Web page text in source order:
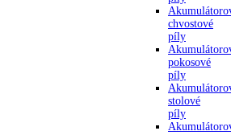
chvostové
píly
pokosové
píly
stolové
píly